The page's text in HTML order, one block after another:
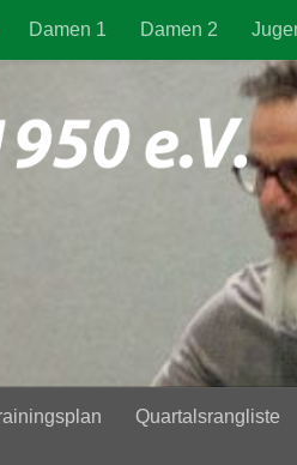
Damen 1 Damen 2
Quartalsrangliste